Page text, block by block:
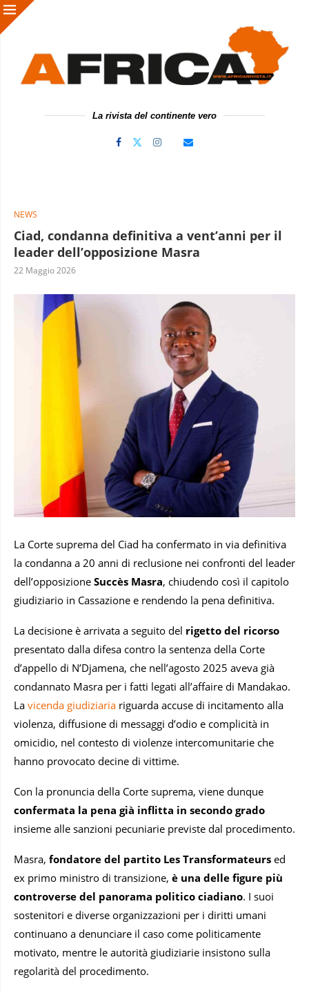
La rivista del continente vero
NEWS
Ciad, condanna definitiva a vent’anni per il
leader dell’opposizione Masra
22 Maggio 2026
La Corte suprema del Ciad ha confermato in via definitiva
la condanna a 20 anni di reclusione nei confronti del leader
dell’opposizione Succès Masra, chiudendo così il capitolo
giudiziario in Cassazione e rendendo la pena definitiva.
La decisione è arrivata a seguito del rigetto del ricorso
presentato dalla difesa contro la sentenza della Corte
d’appello di N’Djamena, che nell’agosto 2025 aveva già
condannato Masra per i fatti legati all’affaire di Mandakao.
La vicenda giudiziaria riguarda accuse di incitamento alla
violenza, diffusione di messaggi d’odio e complicità in
omicidio, nel contesto di violenze intercomunitarie che
hanno provocato decine di vittime.
Con la pronuncia della Corte suprema, viene dunque
confermata la pena già inflitta in secondo grado
insieme alle sanzioni pecuniarie previste dal procedimento.
Masra, fondatore del partito Les Transformateurs ed
ex primo ministro di transizione, è una delle figure più
controverse del panorama politico ciadiano. I suoi
sostenitori e diverse organizzazioni per i diritti umani
continuano a denunciare il caso come politicamente
motivato, mentre le autorità giudiziarie insistono sulla
regolarità del procedimento.